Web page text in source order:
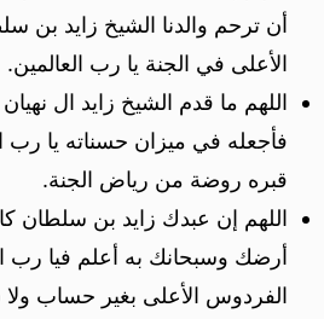
أن ترحم والدنا الشيخ زايد بن
الأعلى في الجنة يا رب العالمين.
اللهم ما قدم الشيخ زايد ال
فأجعله في ميزان حسناته يا رب
قبره روضة من رياض الجنة.
اللهم إن عبدك زايد بن سلطان
أرضك وسبحانك به أعلم فيا رب
الفردوس الأعلى بغير حساب ولا